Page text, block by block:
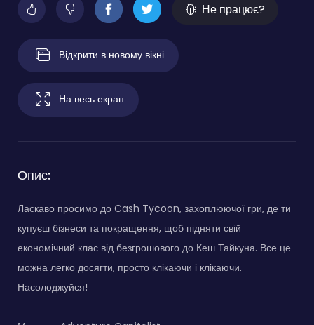
Не працює?
Відкрити в новому вікні
На весь екран
Опис:
Ласкаво просимо до Cash Tycoon, захоплюючої гри, де ти
купуєш бізнеси та покращення, щоб підняти свій
економічний клас від безгрошового до Кеш Тайкуна. Все це
можна легко досягти, просто клікаючи і клікаючи.
Насолоджуйся!